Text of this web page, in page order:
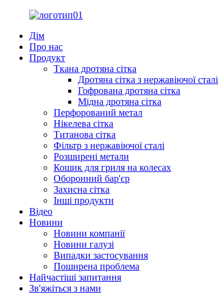
Дім
Про нас
Продукт
Ткана дротяна сітка
Дротяна сітка з нержавіючої сталі
Гофрована дротяна сітка
Мідна дротяна сітка
Перфорований метал
Нікелева сітка
Титанова сітка
Фільтр з нержавіючої сталі
Розширені метали
Кошик для гриля на колесах
Оборонний бар'єр
Захисна сітка
Інші продукти
Відео
Новини
Новини компанії
Новини галузі
Випадки застосування
Поширена проблема
Найчастіші запитання
Зв'яжіться з нами